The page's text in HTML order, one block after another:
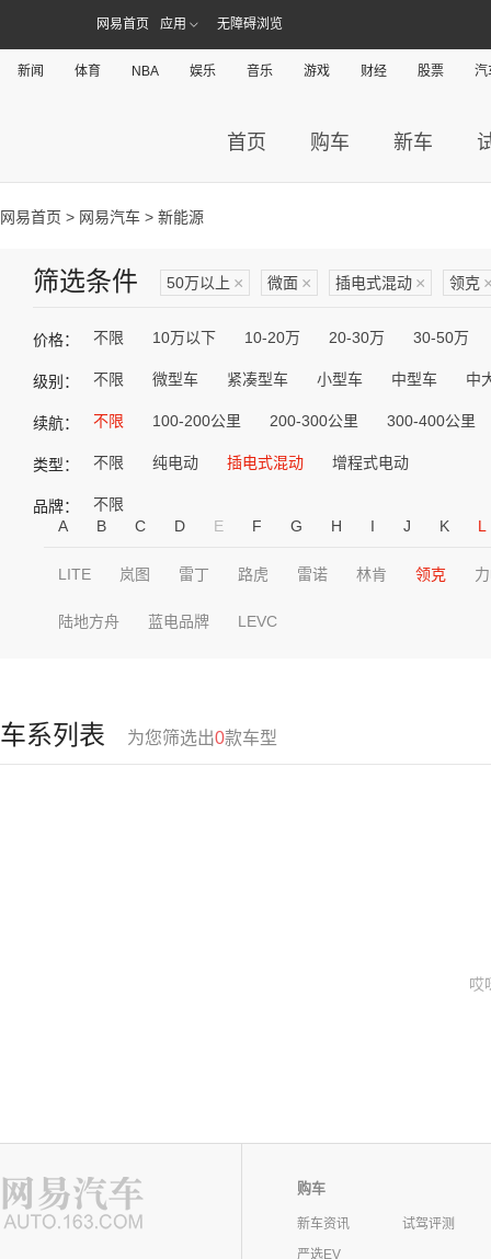
网易首页 应用 无障碍浏览
新闻 体育 NBA 娱乐 音乐 游戏 财经 股票 汽
首页 购车 新车
网易首页 > 网易汽车 > 新能源
筛选条件 50万以上 × 微面 × 插电式混动 × 领克
价格： 不限 10万以下 10-20万 20-30万 30-50万
级别： 不限 微型车 紧凑型车 小型车 中型车 中
续航： 不限 100-200公里 200-300公里 300-400公里
类型： 不限 纯电动 插电式混动 增程式电动
品牌：
不限
A
B C D E F G H I J K L
LITE 岚图 雷丁 路虎 雷诺 林肯 领克
陆地方舟 蓝电品牌 LEVC
车系列表 为您筛选出0款车型
哎
购车
新车资讯
试驾评测
严选EV